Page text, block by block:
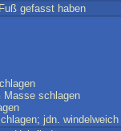
Fuß gefasst haben
Masse schlagen
; jdn. windelweich